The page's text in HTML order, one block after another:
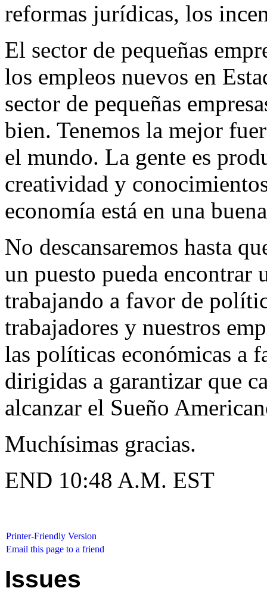
reformas jurídicas, los
El sector de pequeñas
los empleos nuevos en
sector de pequeñas
bien. Tenemos la mejor
el mundo. La gente es
creatividad y
economía está en una
No descansaremos hasta
un puesto pueda encontrar
trabajando a favor de
trabajadores y nuestros
las políticas económicas a
dirigidas a garantizar que
alcanzar el Sueño
Muchísimas gracias.
END 10:48 A.M. EST
Printer-Friendly Version
Email this page to a friend
Issues